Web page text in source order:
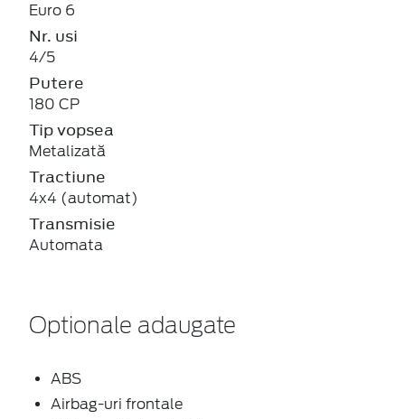
Euro 6
Nr. usi
4/5
Putere
180 CP
Tip vopsea
Metalizată
Tractiune
4x4 (automat)
Transmisie
Automata
Optionale adaugate
ABS
Airbag-uri frontale